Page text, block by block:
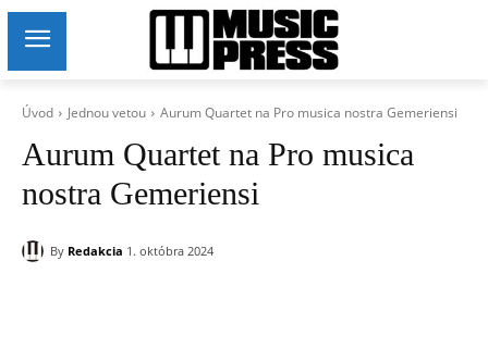
Úvod Jednou vetou Aurum Quartet na Pro musica nostra Gemeriensi
Aurum Quartet na Pro musica
nostra Gemeriensi
By Redakcia 1. októbra 2024